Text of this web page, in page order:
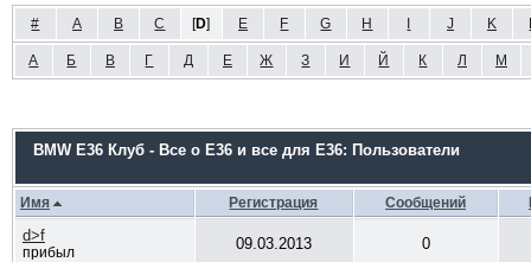
# A B C [D] E F G H J K
А Б В Г Д Е Ж З И Й К Л М
BMW E36 Клуб - Все о Е36 и все для Е36: Пользователи
Имя Регистрация Сообщений
d>f
прибыл 09.03.2013 0